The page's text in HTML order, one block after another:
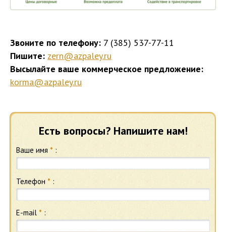
Звоните по телефону: 7 (385) 537-77-11
Пишите: zern@azpaley.ru
Высылайте ваше коммерческое предложение:
korma@azpaley.ru
Есть вопросы? Напишите нам!
Ваше имя * :
Телефон * :
E-mail * :